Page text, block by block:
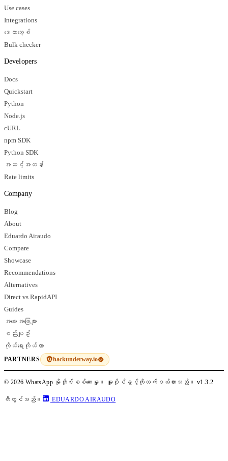
Use cases
Integrations
ဒေတာဘေ့စ်
Bulk checker
Developers
Docs
Quickstart
Python
Node.js
cURL
npm SDK
Python SDK
အဆင့်အတန်း
Rate limits
Company
Blog
About
Eduardo Airaudo
Compare
Showcase
Recommendations
Alternatives
Direct vs RapidAPI
Guides
အမေးအဖြေများ
စည်းမျဥ်း
ကိုယ်ရေးကိုယ်တာ
PARTNERS hackunderway.io
© 2026 WhatsApp မိုဘိုင်းစစ်ဆေးမှု။ မူပိုင်ခွင့်ကိုလက်ဝယ်ထားသည်။ v1.3.2
တီထွင်သည်။ EDUARDO AIRAUDO